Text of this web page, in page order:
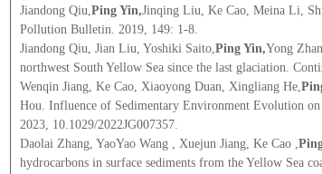
Jiandong Qiu,Ping Yin,Jinqing Liu, Ke Cao, Meina Li,
Pollution Bulletin. 2019, 149: 1-8.
Jiandong Qiu, Jian Liu, Yoshiki Saito,Ping Yin,Yong
northwest South Yellow Sea since the last glaciation.
Wenqin Jiang, Ke Cao, Xiaoyong Duan, Xingliang He,
Hou. Influence of Sedimentary Environment Evolution on
2023, 10.1029/2022JG007357.
Daolai Zhang, YaoYao Wang , Xuejun Jiang, Ke Cao ,
hydrocarbons in surface sediments from the Yellow Sea